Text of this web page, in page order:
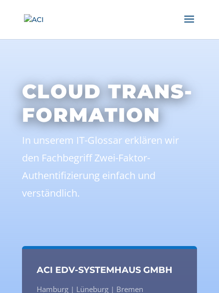
CLOUD TRANS-
FORMATION
In unserem IT-Glossar erklären wir
den Fachbegriff Zwei-Faktor-
Authentifizierung einfach und
verständlich.
ACI EDV-SYSTEMHAUS GMBH
Hamburg | Lüneburg | Bremen